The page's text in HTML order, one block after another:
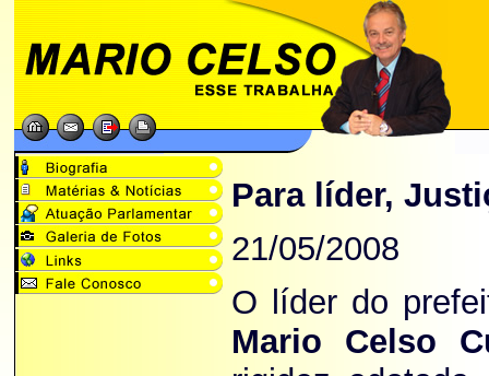
Para líder,
21/05/2008
O líder do
Mario Celso